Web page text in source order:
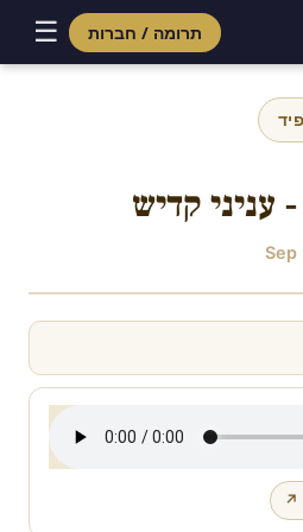
תרומה / חברות ☰
עניני קדיש
↗